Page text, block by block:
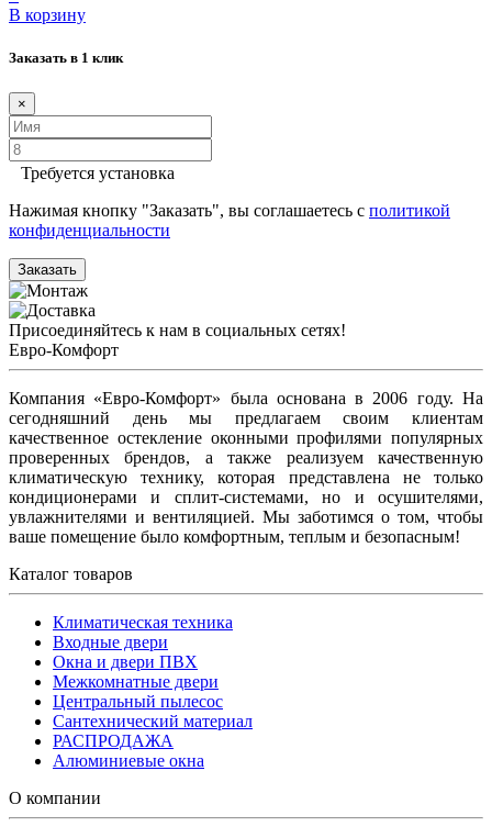
В корзину
Заказать в 1 клик
×
Требуется установка
Нажимая кнопку "Заказать", вы соглашаетесь с политикой
конфиденциальности
Заказать
Присоединяйтесь к нам в социальных сетях!
Евро-Комфорт
Компания «Евро-Комфорт» была основана в 2006 году. На
сегодняшний день мы предлагаем своим клиентам
качественное остекление оконными профилями популярных
проверенных брендов, а также реализуем качественную
климатическую технику, которая представлена не только
кондиционерами и сплит-системами, но и осушителями,
увлажнителями и вентиляцией. Мы заботимся о том, чтобы
ваше помещение было комфортным, теплым и безопасным!
Каталог товаров
Климатическая техника
Входные двери
Окна и двери ПВХ
Межкомнатные двери
Центральный пылесос
Сантехнический материал
РАСПРОДАЖА
Алюминиевые окна
О компании